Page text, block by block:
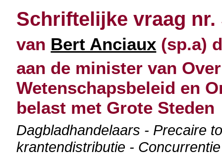
Schriftelijke vraag nr.
van Bert Anciaux (sp.a)
aan de minister van
Wetenschapsbeleid en
belast met Grote Steden
Dagbladhandelaars - Precaire
krantendistributie - Concurrentie